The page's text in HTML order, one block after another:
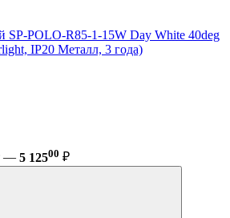
SP-POLO-R85-1-15W Day White 40deg
IP20 Металл, 3 года)
— 5 12500 ₽